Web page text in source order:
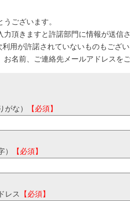
ございます。
力頂きますと許諾部門に情報が送信
利用が許諾されていないものもござ
お名前、ご連絡先メールアドレスを
がな） 【必須】
） 【必須】
レス 【必須】